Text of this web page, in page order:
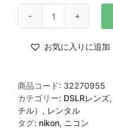
Nikon
S
F1.4
E
ED
個
お気に入りに追加
商品コード: 32270955
カテゴリー: DSLRレンズ,
チル） , レンタル
タグ: nikon, ニコン